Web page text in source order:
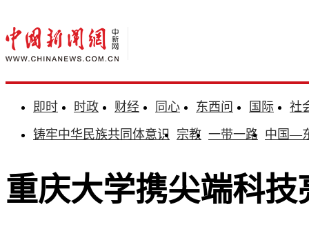
即时 时政 财经 同心 东西问 国际
社
铸牢中华民族共同体意识 宗教 一带一路 中国—
重庆大学携尖端科技